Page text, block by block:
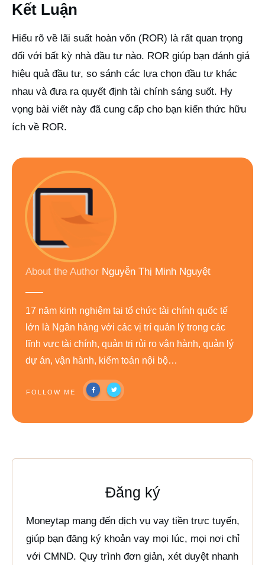
Kết Luận
Hiểu rõ về lãi suất hoàn vốn (ROR) là rất quan trọng
đối với bất kỳ nhà đầu tư nào. ROR giúp bạn đánh giá
hiệu quả đầu tư, so sánh các lựa chọn đầu tư khác
nhau và đưa ra quyết định tài chính sáng suốt. Hy
vọng bài viết này đã cung cấp cho bạn kiến thức hữu
ích về ROR.
About the Author Nguyễn Thị Minh Nguyệt
17 năm kinh nghiệm tại tổ chức tài chính quốc tế
lớn là Ngân hàng với các vị trí quản lý trong các
lĩnh vực tài chính, quản trị rủi ro vận hành, quản lý
dự án, vận hành, kiểm toán nội bộ…
FOLLOW ME
Đăng ký
Moneytap mang đến dịch vụ vay tiền trực tuyến,
giúp bạn đăng ký khoản vay mọi lúc, mọi nơi chỉ
với CMND. Quy trình đơn giản, xét duyệt nhanh